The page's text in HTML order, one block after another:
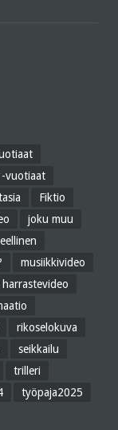
vuotiaat
Fiktio
joku muu
musiikkivideo
rikoselokuva
seikkailu
trilleri
työpaja2025